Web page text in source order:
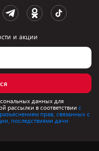
и акции
данных для
рассылки в соответствии с
прав, связанных с
последствиями дачи